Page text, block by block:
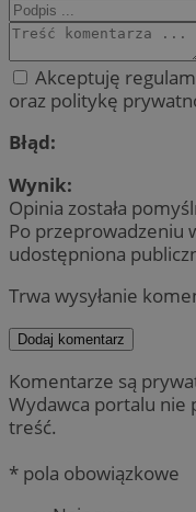
Akceptuję
oraz politykę
Błąd:
Wynik:
Opinia została
Po przeprowadzeniu
udostępniona
Trwa wysyłanie
Dodaj komentarz
Komentarze są
Wydawca portalu nie
treść.
* pola obowiązkowe